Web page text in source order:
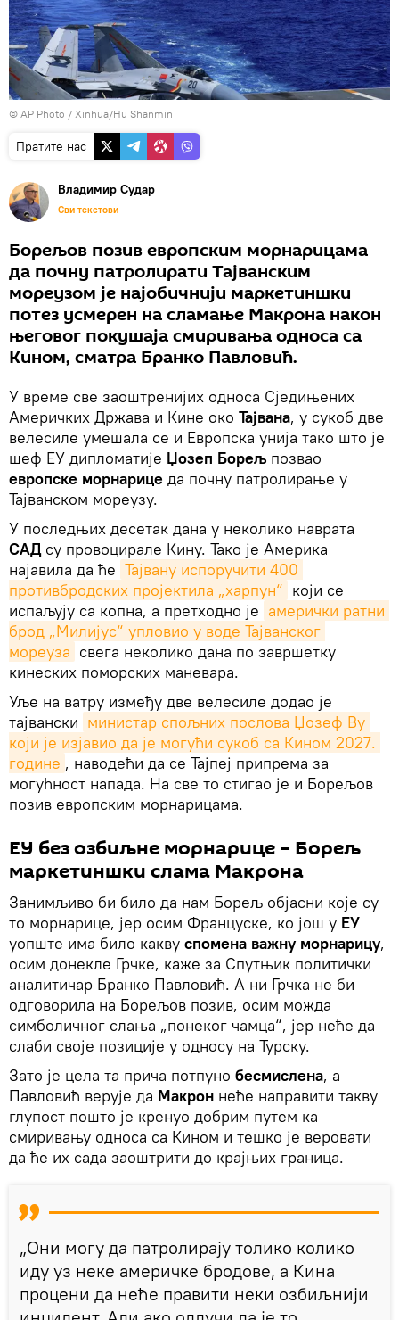
© AP Photo / Xinhua/Hu Shanmin
Пратите нас
Владимир Судар
Сви текстови
Борељов позив европским морнарицама
да почну патролирати Тајванским
мореузом је најобичнији маркетиншки
потез усмерен на сламање Макрона након
његовог покушаја смиривања односа са
Кином, сматра Бранко Павловић.
У време све заоштренијих односа Сједињених
Америчких Држава и Кине око Тајвана, у сукоб две
велесиле умешала се и Европска унија тако што је
шеф ЕУ дипломатије Џозеп Борељ позвао
европске морнарице да почну патролирање у
Тајванском мореузу.
У последњих десетак дана у неколико наврата
САДсу провоцирале Кину. Тако је Америка
најавила да ће Тајвану испоручити 400
противбродских пројектила „харпун“ који се
испаљују са копна, а претходно је амерички ратни
брод „Милијус“ упловио у воде Тајванског
мореуза свега неколико дана по завршетку
кинеских поморских маневара.
Уље на ватру између две велесиле додао је
тајвански министар спољних послова Џозеф Ву
који је изјавио да је могући сукоб са Кином 2027.
године , наводећи да се Тајпеј припрема за
могућност напада. На све то стигао је и Борељов
позив европским морнарицама.
ЕУ без озбиљне морнарице – Борељ
маркетиншки слама Макрона
Занимљиво би било да нам Борељ објасни које су
то морнарице, јер осим Француске, ко још у ЕУ
уопште има било какву спомена важну морнарицу,
осим донекле Грчке, каже за Спутњик политички
аналитичар Бранко Павловић. А ни Грчка не би
одговорила на Борељов позив, осим можда
симболичног слања „понеког чамца“, јер неће да
слаби своје позиције у односу на Турску.
Зато је цела та прича потпуно бесмислена, а
Павловић верује да Макрон неће направити такву
глупост пошто је кренуо добрим путем ка
смиривању односа са Кином и тешко је веровати
да ће их сада заоштрити до крајњих граница.
„Они могу да патролирају толико колико
иду уз неке америчке бродове, а Кина
процени да неће правити неки озбиљнији